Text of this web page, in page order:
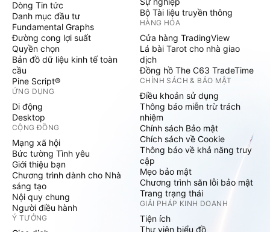
Dòng Tin tức
Danh mục đầu tư
Fundamental Graphs
Đường cong lợi suất
Quyền chọn
Bản đồ dữ liệu kinh tế toàn
cầu
Pine Script®
ỨNG DỤNG
Di động
Desktop
CỘNG ĐỒNG
Mạng xã hội
Bức tường Tình yêu
Giới thiệu bạn
Chương trình dành cho Nhà
sáng tạo
Nội quy chung
Người điều hành
Ý TƯỞNG
Bộ Tài liệu truyền thông
HÀNG HÓA
Cửa hàng TradingView
Lá bài Tarot cho nhà giao
dịch
Đồng hồ The C63 TradeTime
CHÍNH SÁCH & BẢO MẬT
Điều khoản sử dụng
Thông báo miễn trừ trách
nhiệm
Chính sách Bảo mật
Chích sách về Cookie
Thông báo về khả năng truy
cập
Mẹo bảo mật
Chương trình săn lỗi bảo mật
Trang trạng thái
GIẢI PHÁP KINH DOANH
Tiện ích
Thư viện biểu đồ